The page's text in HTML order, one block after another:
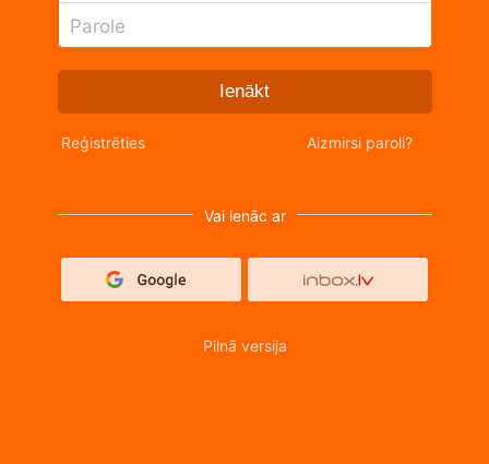
Parole
Ienākt
Reģistrēties Aizmirsi paroli?
Vai ienāc ar
Pilnā versija